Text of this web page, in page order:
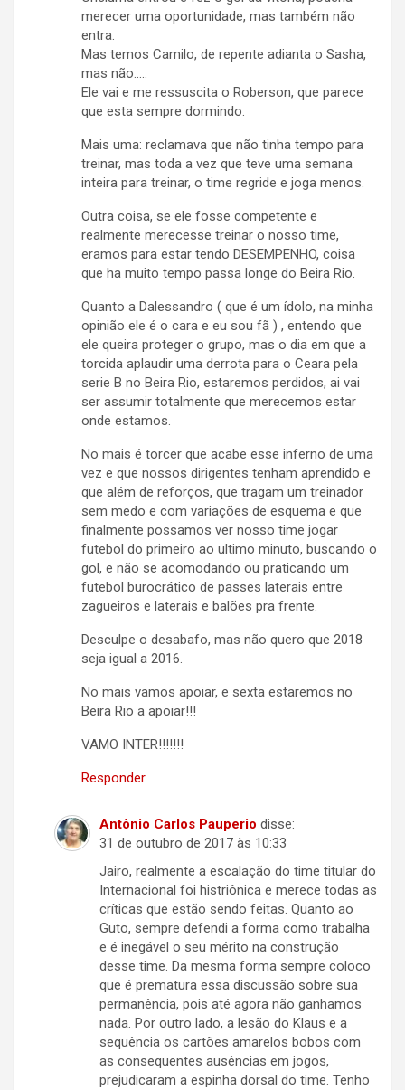
merecer uma oportunidade, mas também não
entra.
Mas temos Camilo, de repente adianta o Sasha,
mas não…..
Ele vai e me ressuscita o Roberson, que parece
que esta sempre dormindo.
Mais uma: reclamava que não tinha tempo para
treinar, mas toda a vez que teve uma semana
inteira para treinar, o time regride e joga menos.
Outra coisa, se ele fosse competente e
realmente merecesse treinar o nosso time,
eramos para estar tendo DESEMPENHO, coisa
que ha muito tempo passa longe do Beira Rio.
Quanto a Dalessandro ( que é um ídolo, na minha
opinião ele é o cara e eu sou fã ) , entendo que
ele queira proteger o grupo, mas o dia em que a
torcida aplaudir uma derrota para o Ceara pela
serie B no Beira Rio, estaremos perdidos, ai vai
ser assumir totalmente que merecemos estar
onde estamos.
No mais é torcer que acabe esse inferno de uma
vez e que nossos dirigentes tenham aprendido e
que além de reforços, que tragam um treinador
sem medo e com variações de esquema e que
finalmente possamos ver nosso time jogar
futebol do primeiro ao ultimo minuto, buscando o
gol, e não se acomodando ou praticando um
futebol burocrático de passes laterais entre
zagueiros e laterais e balões pra frente.
Desculpe o desabafo, mas não quero que 2018
seja igual a 2016.
No mais vamos apoiar, e sexta estaremos no
Beira Rio a apoiar!!!
VAMO INTER!!!!!!!
Responder
Antônio Carlos Pauperio disse:
31 de outubro de 2017 às 10:33
Jairo, realmente a escalação do time titular do
Internacional foi histriônica e merece todas as
críticas que estão sendo feitas. Quanto ao
Guto, sempre defendi a forma como trabalha
e é inegável o seu mérito na construção
desse time. Da mesma forma sempre coloco
que é prematura essa discussão sobre sua
permanência, pois até agora não ganhamos
nada. Por outro lado, a lesão do Klaus e a
sequência os cartões amarelos bobos com
as consequentes ausências em jogos,
prejudicaram a espinha dorsal do time. Tenho